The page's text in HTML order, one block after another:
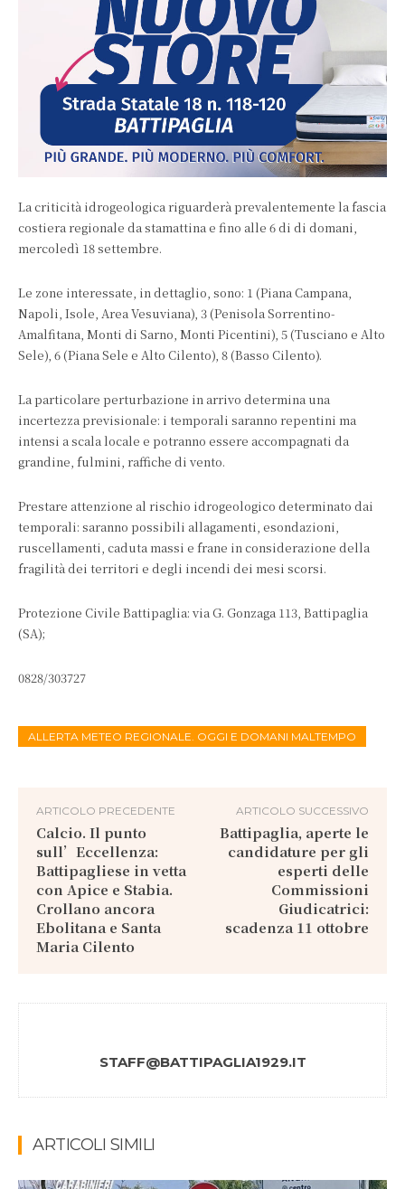
La criticità idrogeologica riguarderà prevalentemente la fascia
costiera regionale da stamattina e fino alle 6 di di domani,
mercoledì 18 settembre.
Le zone interessate, in dettaglio, sono: 1 (Piana Campana,
Napoli, Isole, Area Vesuviana), 3 (Penisola Sorrentino-
Amalfitana, Monti di Sarno, Monti Picentini), 5 (Tusciano e Alto
Sele), 6 (Piana Sele e Alto Cilento), 8 (Basso Cilento).
La particolare perturbazione in arrivo determina una
incertezza previsionale: i temporali saranno repentini ma
intensi a scala locale e potranno essere accompagnati da
grandine, fulmini, raffiche di vento.
Prestare attenzione al rischio idrogeologico determinato dai
temporali: saranno possibili allagamenti, esondazioni,
ruscellamenti, caduta massi e frane in considerazione della
fragilità dei territori e degli incendi dei mesi scorsi.
Protezione Civile Battipaglia: via G. Gonzaga 113, Battipaglia
(SA);
0828/303727
ALLERTA METEO REGIONALE. OGGI E DOMANI MALTEMPO
ARTICOLO PRECEDENTE
Calcio. Il punto
sull’Eccellenza:
Battipagliese in vetta
con Apice e Stabia.
Crollano ancora
Ebolitana e Santa
Maria Cilento
ARTICOLO SUCCESSIVO
Battipaglia, aperte le
candidature per gli
esperti delle
Commissioni
Giudicatrici:
scadenza 11 ottobre
STAFF@BATTIPAGLIA1929.IT
ARTICOLI SIMILI